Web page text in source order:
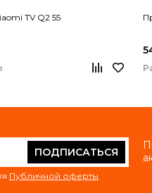
TV Q2 55
ПОДПИСАТЬСЯ
Публичной оферты